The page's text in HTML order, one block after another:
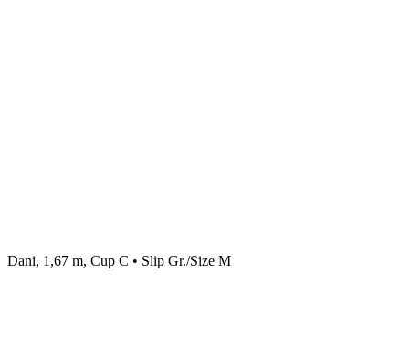
Dani, 1,67 m, Cup C • Slip Gr./Size M